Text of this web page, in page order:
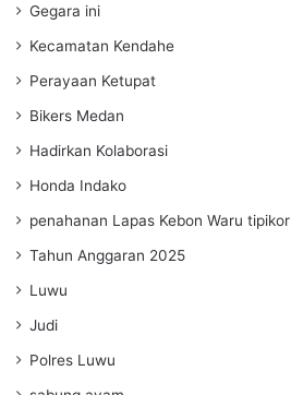
Gegara ini
Kecamatan Kendahe
Perayaan Ketupat
Bikers Medan
Hadirkan Kolaborasi
Honda Indako
penahanan Lapas Kebon Waru tipikor
Tahun Anggaran 2025
Luwu
Judi
Polres Luwu